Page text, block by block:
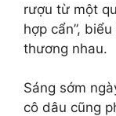
rượu từ một
hợp cẩn”,
thương nhau.
Sáng sớm
cô dâu cũng